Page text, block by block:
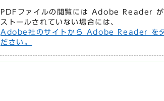
PDFファイルの閲覧には Adobe Reader が
ストールされていない場合には、
Adobe社のサイトから Adobe Reader をダ
ださい。